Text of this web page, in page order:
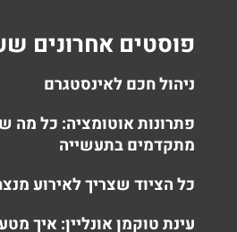
פוסטים אחרונים
ניהול חכם לאינסטגרם
פתרונות אוטומציה: כל מה
מתקדמים בתעשייה
כל הציוד שצריך לאירוע
עינת טוקמן אונליין: איך